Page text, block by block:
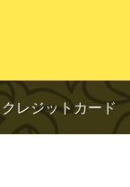
クレジットカード